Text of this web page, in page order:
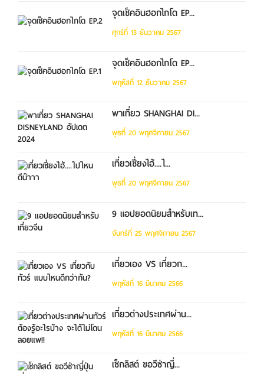
จุดเช็คอินฮอกไกโด EP...
ศุกร์ที่ 13 ธันวาคม 2567
จุดเช็คอินฮอกไกโด EP...
พฤหัสที่ 12 ธันวาคม 2567
พาเที่ยว SHANGHAI DI...
พุธที่ 20 พฤศจิกายน 2567
เที่ยวเซี่ยงไฮ้....ไ...
พุธที่ 20 พฤศจิกายน 2567
9 แอปยอดนิยมสำหรับเท...
จันทร์ที่ 25 พฤศจิกายน 2567
เที่ยวเอง VS เที่ยวก...
พฤหัสที่ 16 มีนาคม 2566
เที่ยวต่างประเทศผ่าน...
พฤหัสที่ 16 มีนาคม 2566
เช็กลิสต์ ขอวีซ่าญี่...